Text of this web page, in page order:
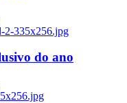
2-335x256.jpg
do ano